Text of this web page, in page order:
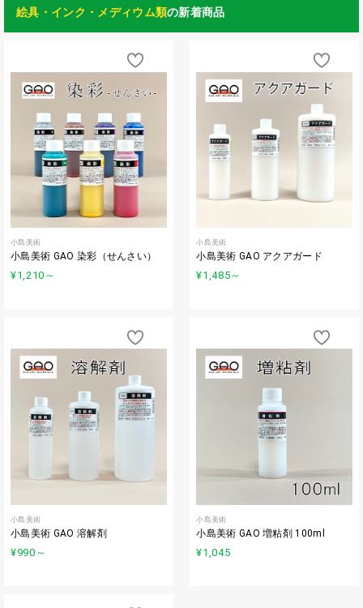
絵具・インク・メディウム類の新着商品
小島美術
小島美術 GAO 染彩（せんさい）
¥1,210 ～
小島美術
小島美術 GAO アクアガード
¥1,485～
小島美術
小島美術 GAO 溶解剤
¥990 ～
小島美術
小島美術 GAO 増粘剤 100ml
¥1,045